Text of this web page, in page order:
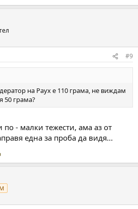
#9
на Раух е 110 грама, не виждам
50 грама?
по - малки тежести, ама аз от
една за проба да видя...